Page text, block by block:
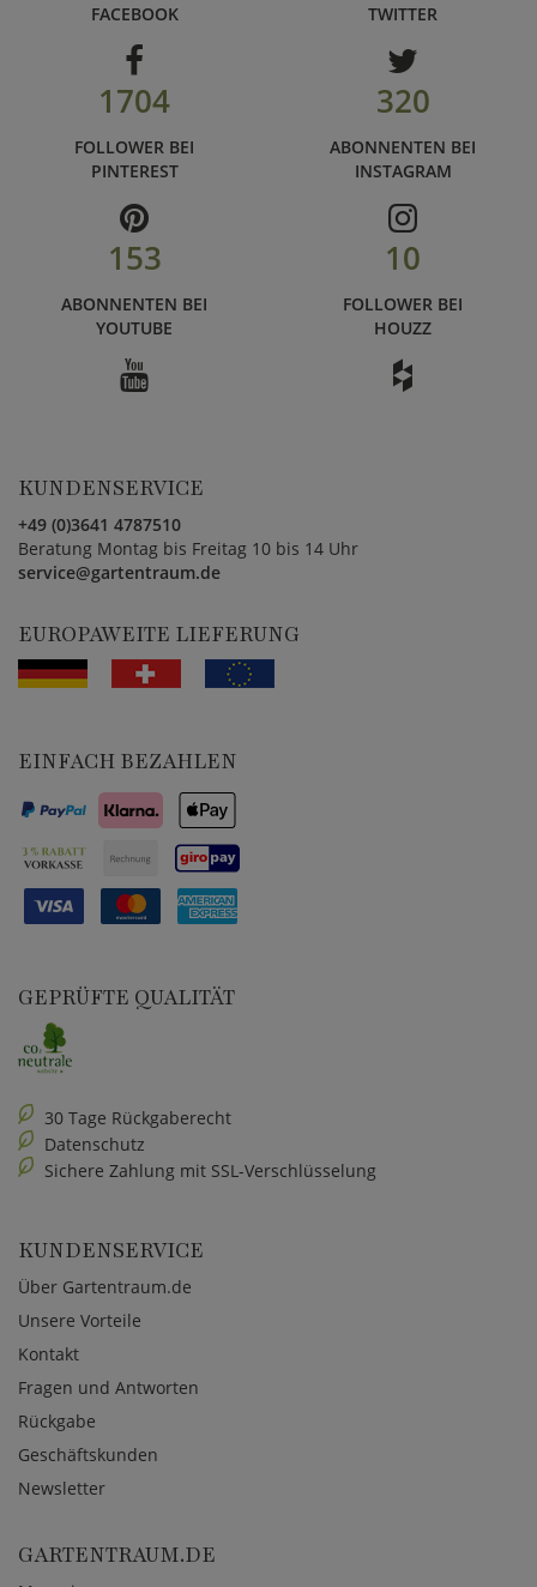
FACEBOOK
TWITTER
1704
FOLLOWER BEI
PINTEREST
320
ABONNENTEN BEI
INSTAGRAM
153
ABONNENTEN BEI
YOUTUBE
10
FOLLOWER BEI
HOUZZ
KUNDENSERVICE
+49 (0)3641 4787510
Beratung Montag bis Freitag 10 bis 14 Uhr
service@gartentraum.de
EUROPAWEITE LIEFERUNG
EINFACH BEZAHLEN
GEPRÜFTE QUALITÄT
30 Tage Rückgaberecht
Datenschutz
Sichere Zahlung mit SSL-Verschlüsselung
KUNDENSERVICE
Über Gartentraum.de
Unsere Vorteile
Kontakt
Fragen und Antworten
Rückgabe
Geschäftskunden
Newsletter
GARTENTRAUM.DE